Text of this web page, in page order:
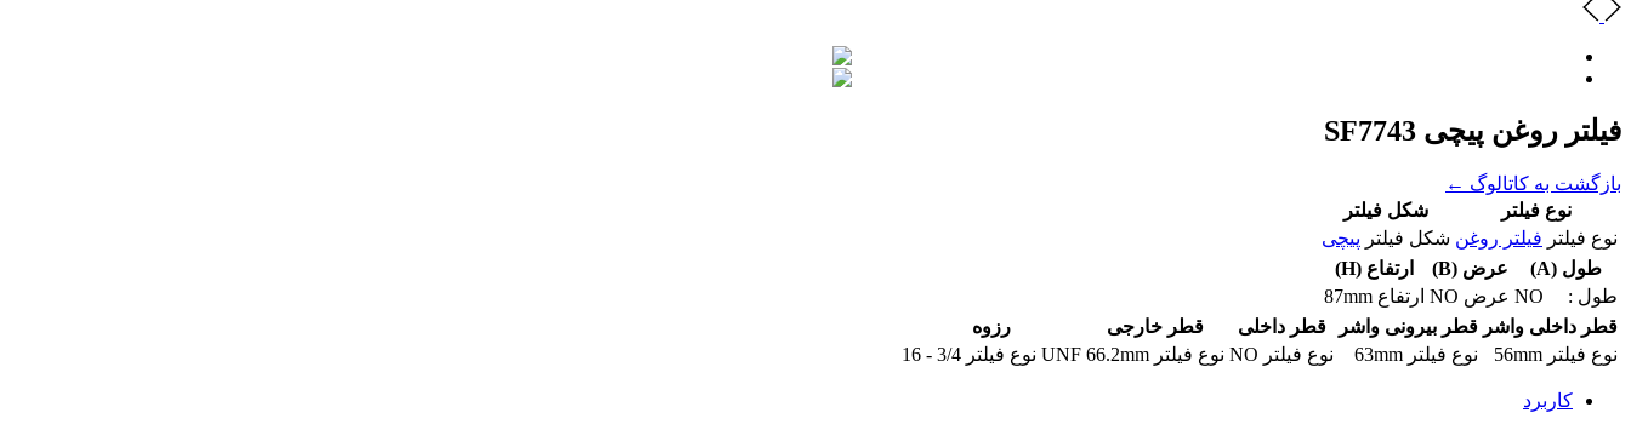
فیلتر روغن پیچی SF7743
بازگشت به کاتالوگ ←
نوع فیلتر
شکل فیلتر
نوع فیلتر فیلتر روغن شکل فیلتر پیچی
طول (A)
عرض (B)
ارتفاع (H)
طول :
عرض ارتفاع
قطر داخلی واشر قطر بیرونی واشر قطر داخلی قطر خارجی
رزوه
نوع فیلتر
نوع فیلتر نوع فیلتر نوع فیلتر نوع فیلتر 3/4 - 16 UNF
کاربرد